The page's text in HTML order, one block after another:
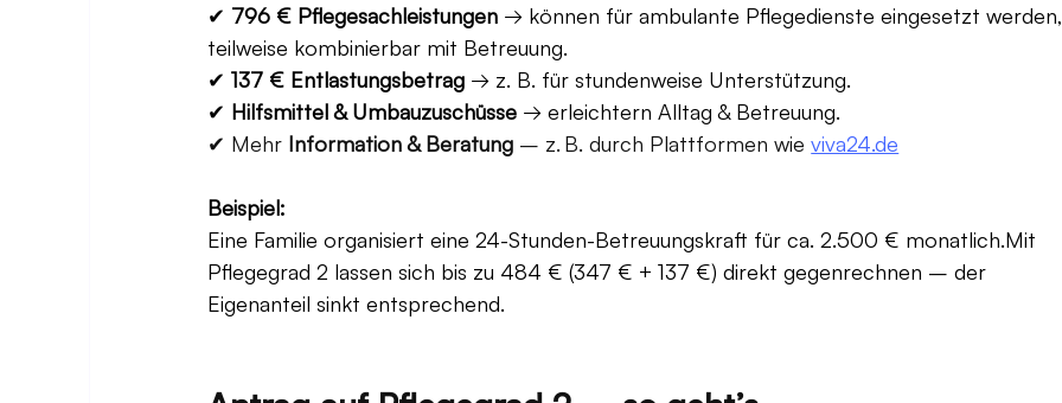
✔ 796 € Pflegesachleistungen → können für ambulante Pflegedienste eingesetzt
teilweise kombinierbar mit Betreuung.
✔ 137 € Entlastungsbetrag → z. B. für stundenweise Unterstützung.
✔ Hilfsmittel & Umbauzuschüsse → erleichtern Alltag & Betreuung.
✔ Mehr Information & Beratung – z. B. durch Plattformen wie viva24.de
Beispiel:
Eine Familie organisiert eine 24-Stunden-Betreuungskraft für ca. 2.500 € monatlich.Mit
Pflegegrad 2 lassen sich bis zu 484 € (347 € + 137 €) direkt gegenrechnen – der
Eigenanteil sinkt entsprechend.